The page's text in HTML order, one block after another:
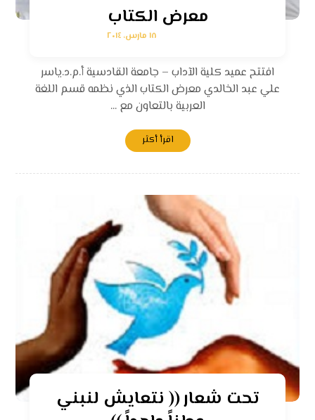
معرض الكتاب
١٨ مارس، ٢٠١٤
افتتح عميد كلية الآداب – جامعة القادسية أ.م.د.ياسر
علي عبد الخالدي معرض الكتاب الذي نظمه قسم اللغة
العربية بالتعاون مع ...
اقرأ أكثر
تحت شعار (( نتعايش لنبني